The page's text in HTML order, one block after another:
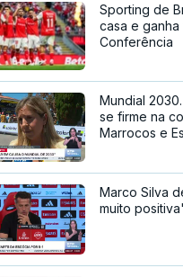
Sporting de
casa e ganha
Conferência
Mundial
se firme na
Marrocos e
Marco Silva
muito